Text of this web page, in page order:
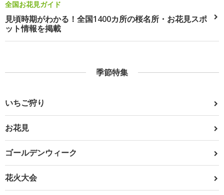
全国お花見ガイド
見頃時期がわかる！全国1400カ所の桜名所・お花見スポ
ット情報を掲載
季節特集
いちご狩り
お花見
ゴールデンウィーク
花火大会